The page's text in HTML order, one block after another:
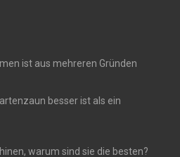
ist aus mehreren Gründen
besser ist als ein
warum sind sie die besten?